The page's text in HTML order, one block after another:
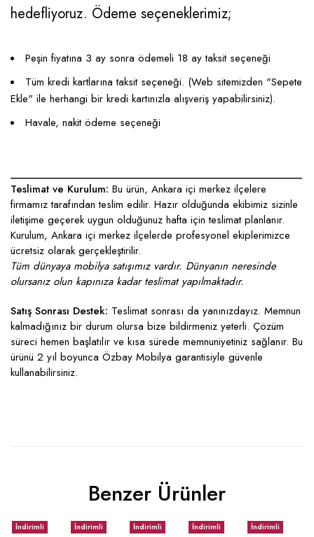
hedefliyoruz. Ödeme seçeneklerimiz;
Peşin fiyatına 3 ay sonra ödemeli 18 ay taksit seçeneği
Tüm kredi kartlarına taksit seçeneği. (Web sitemizden "Sepete
Ekle" ile herhangi bir kredi kartınızla alışveriş yapabilirsiniz).
Havale, nakit ödeme seçeneği
____________________________________________________
Teslimat ve Kurulum: Bu ürün, Ankara içi merkez ilçelere
firmamız tarafından teslim edilir. Hazır olduğunda ekibimiz sizinle
iletişime geçerek uygun olduğunuz hafta için teslimat planlanır.
Kurulum, Ankara içi merkez ilçelerde profesyonel ekiplerimizce
ücretsiz olarak gerçekleştirilir.
Tüm dünyaya mobilya satışımız vardır. Dünyanın neresinde
olursanız olun kapınıza kadar teslimat yapılmaktadır.
Satış Sonrası Destek: Teslimat sonrası da yanınızdayız. Memnun
kalmadığınız bir durum olursa bize bildirmeniz yeterli. Çözüm
süreci hemen başlatılır ve kısa sürede memnuniyetiniz sağlanır. Bu
ürünü 2 yıl boyunca Özbay Mobilya garantisiyle güvenle
kullanabilirsiniz.
Benzer Ürünler
İndirimli İndirimli İndirimli İndirimli İndirimli